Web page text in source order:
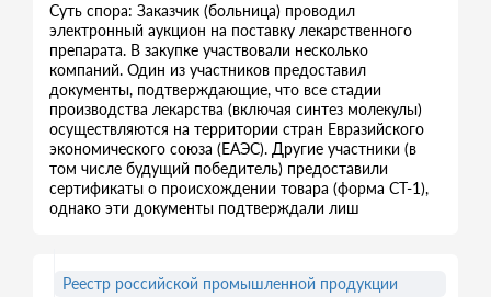
Суть спора: Заказчик (больница) проводил
электронный аукцион на поставку лекарственного
препарата. В закупке участвовали несколько
компаний. Один из участников предоставил
документы, подтверждающие, что все стадии
производства лекарства (включая синтез молекулы)
осуществляются на территории стран Евразийского
экономического союза (ЕАЭС). Другие участники (в
том числе будущий победитель) предоставили
сертификаты о происхождении товара (форма СТ-1),
однако эти документы подтверждали лиш
Реестр российской промышленной продукции